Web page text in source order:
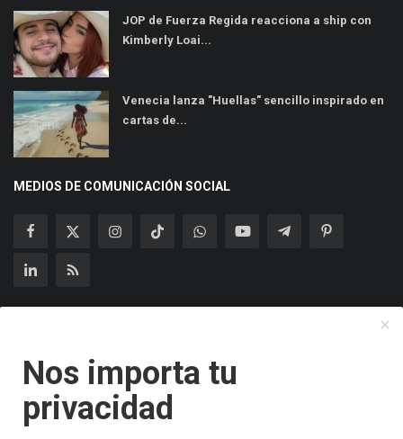
JOP de Fuerza Regida reacciona a ship con
Kimberly Loai...
Venecia lanza "Huellas" sencillo inspirado en
cartas de...
MEDIOS DE COMUNICACIÓN SOCIAL
Nos importa tu
privacidad